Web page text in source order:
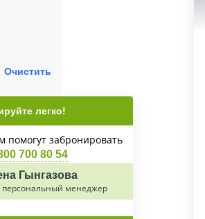
Очистить
легко!
помогут забронировать
700 80 54
Гынгазова
менеджер